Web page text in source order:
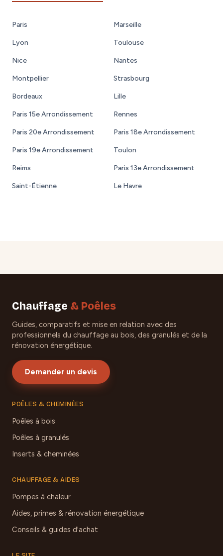
Paris Marseille
Lyon Toulouse
Nice Nantes
Montpellier Strasbourg
Bordeaux Lille
Paris 15e Arrondissement Rennes
Paris 20e Arrondissement Paris 18e Arrondissement
Paris 19e Arrondissement Toulon
Reims Paris 13e Arrondissement
Saint-Étienne Le Havre
Chauffage & Poêles
Guides, comparatifs et mise en relation avec des
professionnels du chauffage au bois, des granulés et de la
rénovation énergétique.
Demander un devis
POÊLES & CHEMINÉES
Poêles à bois
Poêles à granulés
Inserts & cheminées
CHAUFFAGE & AIDES
Pompes à chaleur
Aides, primes & rénovation énergétique
Conseils & guides d'achat